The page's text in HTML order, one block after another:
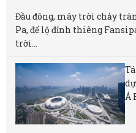
Đầu đông, mây trời chảy
Pa, để lộ đỉnh thiêng
trời...
Á